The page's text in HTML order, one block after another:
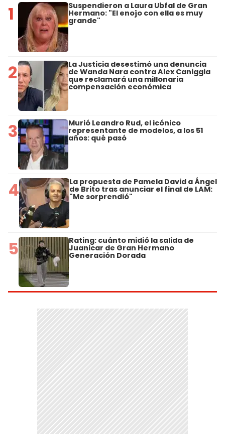
1 Suspendieron a Laura Ubfal de Gran
Hermano: "El enojo con ella es muy
grande"
2 La Justicia desestimó una denuncia
de Wanda Nara contra Alex Caniggia
que reclamará una millonaria
compensación económica
3 Murió Leandro Rud, el icónico
representante de modelos, a los 51
años: qué pasó
4 La propuesta de Pamela David a Ángel
de Brito tras anunciar el final de LAM:
"Me sorprendió"
5 Rating: cuánto midió la salida de
Juanicar de Gran Hermano
Generación Dorada